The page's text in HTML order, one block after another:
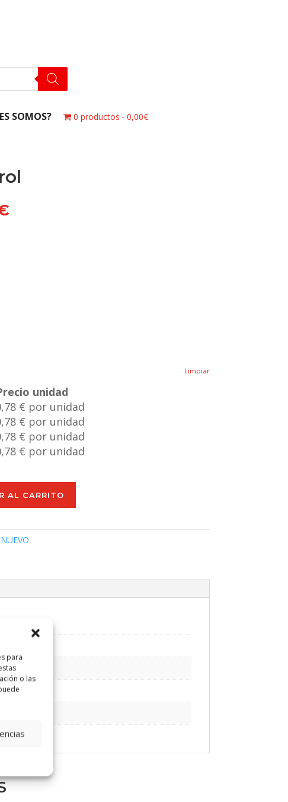
para
o las
SOMOS? 0 productos 0,00€
Limpiar
unidad
€ por unidad
€ por unidad
€ por unidad
€ por unidad
AL CARRITO
NUEVO